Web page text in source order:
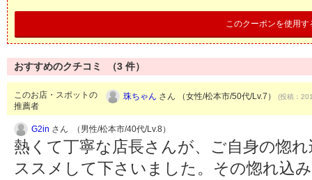
このクーポンを使用す
おすすめのクチコミ （3 件）
このお店・スポットの
推薦者
珠ちゃん さん （女性/松本市/50代/Lv.7） (投稿：
G2in さん （男性/松本市/40代/Lv.8）
熱くて丁寧な店長さんが、ご自身の惚
ススメして下さいました。その惚れ込